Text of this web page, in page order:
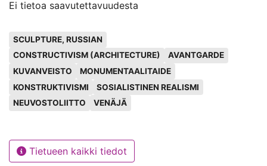
Ei tietoa saavutettavuudesta
SCULPTURE, RUSSIAN
CONSTRUCTIVISM (ARCHITECTURE)
AVANTGARDE
KUVANVEISTO
MONUMENTAALITAIDE
KONSTRUKTIVISMI
SOSIALISTINEN REALISMI
NEUVOSTOLIITTO
VENÄJÄ
Tietueen kaikki tiedot